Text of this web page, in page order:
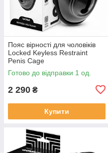
Пояс вірності для чоловіків
Locked Keyless Restraint
Penis Cage
Готово до відправки 1 од.
2 290 ₴
Купити